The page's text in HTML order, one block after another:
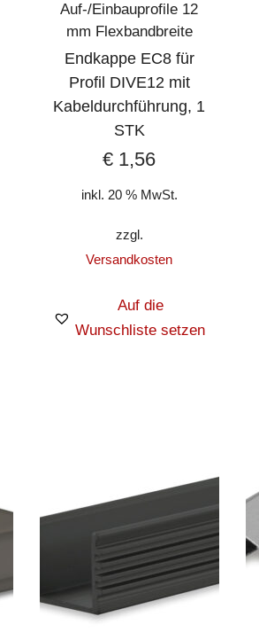
Auf-/Einbauprofile 12
mm Flexbandbreite
Endkappe EC8 für
Profil DIVE12 mit
Kabeldurchführung, 1
STK
€ 1,56
inkl. 20 % MwSt.
zzgl.
Versandkosten
Auf die
Wunschliste setzen